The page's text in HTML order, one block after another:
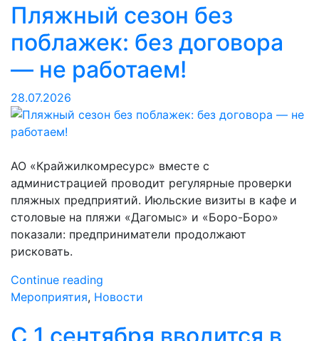
правнуков…
и
отравит
им
землю»
Пляжный сезон без
поблажек: без договора
— не работаем!
28.07.2026
АО «Крайжилкомресурс» вместе с
администрацией проводит регулярные проверки
пляжных предприятий. Июльские визиты в кафе и
столовые на пляжи «Дагомыс» и «Боро-Боро»
показали: предприниматели продолжают
рисковать.
Continue reading
сезон
поблажек:
Мероприятия, Новости